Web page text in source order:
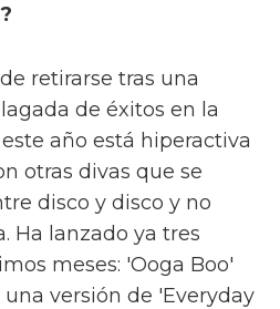
retirarse tras una
de éxitos en la
año está hiperactiva
otras divas que se
disco y disco y no
Ha lanzado ya tres
meses: 'Ooga Boo'
versión de 'Everyday